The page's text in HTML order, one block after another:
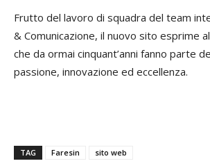
Frutto del lavoro di squadra del team
& Comunicazione, il nuovo sito esprime
che da ormai cinquant’anni fanno parte
passione, innovazione ed eccellenza.
TAG Faresin sito web